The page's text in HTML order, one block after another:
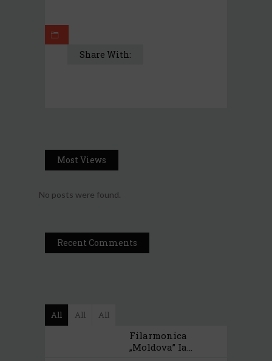
Share With:
Most Views
No posts were found.
Recent Comments
All All All
Filarmonica
„Moldova” Ia...